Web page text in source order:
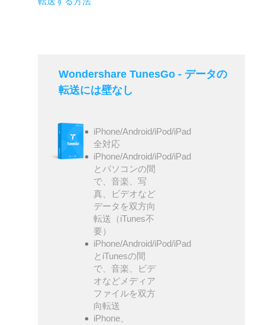
Wondershare TunesGo - データの
転送には壁なし
iPhone/Android/iPod/iPad
全対応
iPhone/Android/iPod/iPad
とパソコンの間
で、音楽、写
真、ビデオなど
データを双方向
転送（iTunes不
要）
iPhone/Android/iPod/iPad
とiTunesの間
で、音楽、ビデ
オなどメディア
ファイルを双方
向転送
iPhone、